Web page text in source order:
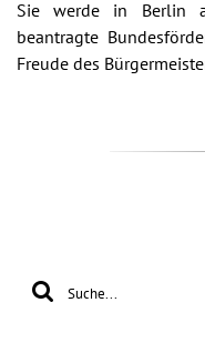
Sie werde in Berlin
beantragte
Freude des